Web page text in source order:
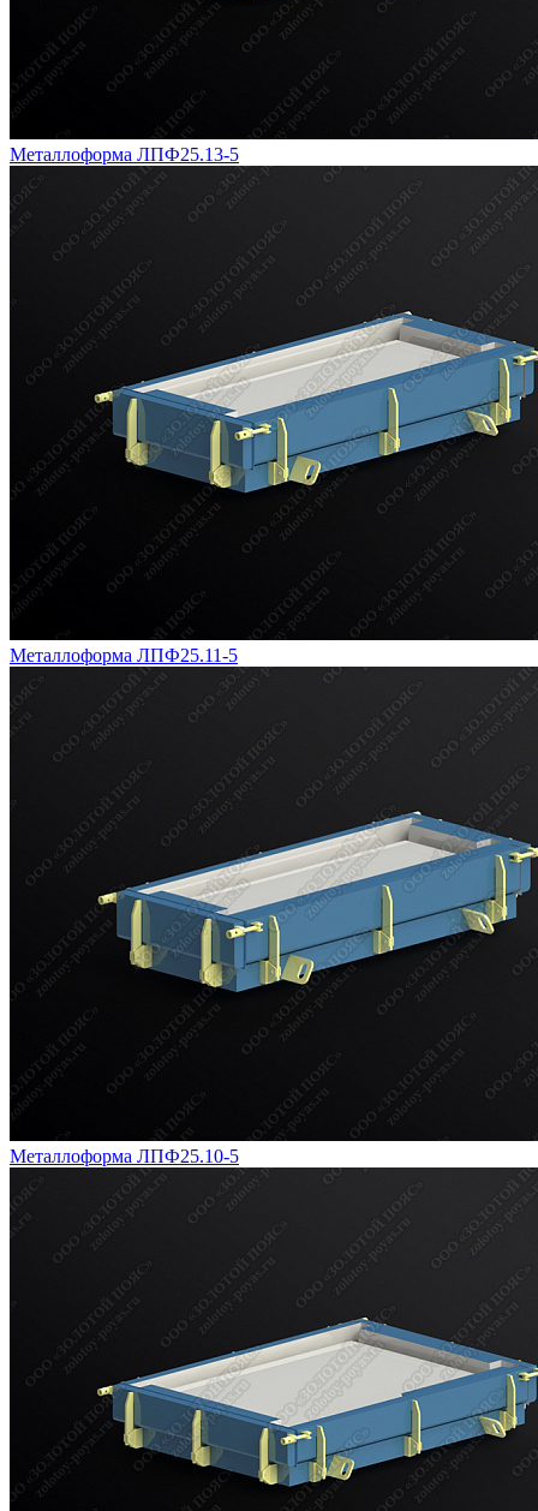
Металлоформа ЛПФ25.13-5
Металлоформа ЛПФ25.11-5
Металлоформа ЛПФ25.10-5